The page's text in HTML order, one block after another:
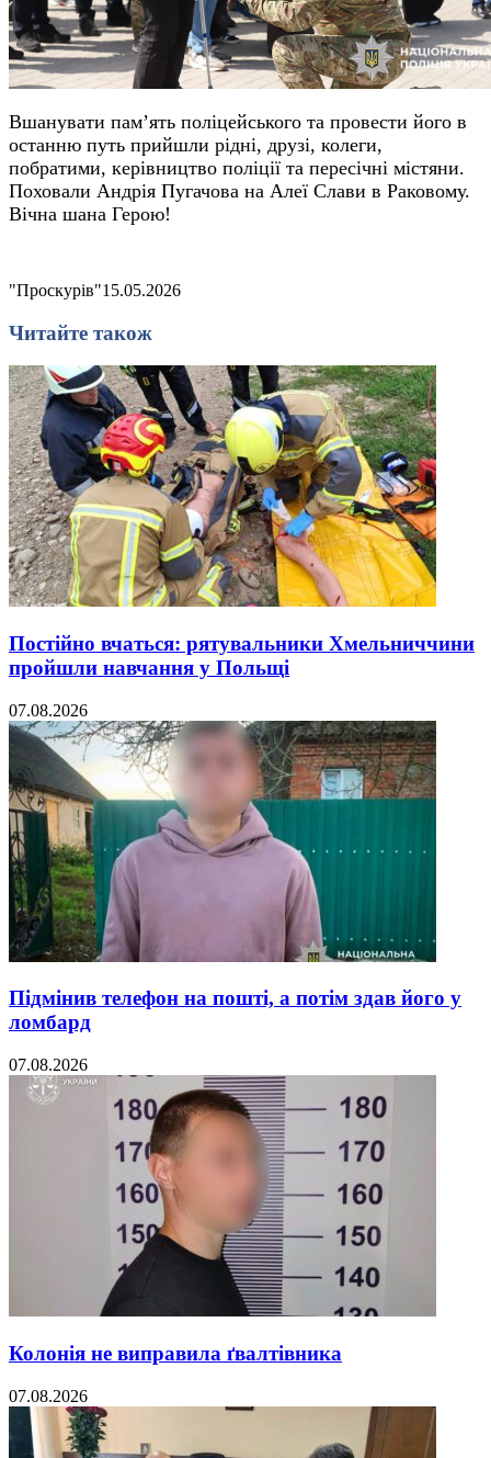
Вшанувати пам’ять поліцейського та провести його в
останню путь прийшли рідні, друзі, колеги,
побратими, керівництво поліції та пересічні містяни.
Поховали Андрія Пугачова на Алеї Слави в Раковому.
Вічна шана Герою!
"Проскурів"15.05.2026
Читайте також
Постійно вчаться: рятувальники Хмельниччини
пройшли навчання у Польщі
07.08.2026
Підмінив телефон на пошті, а потім здав його у
ломбард
07.08.2026
Колонія не виправила ґвалтівника
07.08.2026